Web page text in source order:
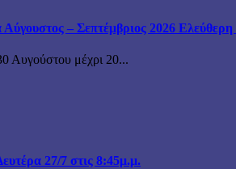
– Σεπτέμβριος 2026 Ελεύθερη
Αυγούστου μέχρι 20...
27/7 στις 8:45μ.μ.